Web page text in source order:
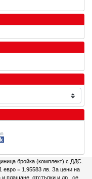
бройка (комплект) с ДДС.
= 1.95583 лв. За цени на
плащане, отстъпки и др., се